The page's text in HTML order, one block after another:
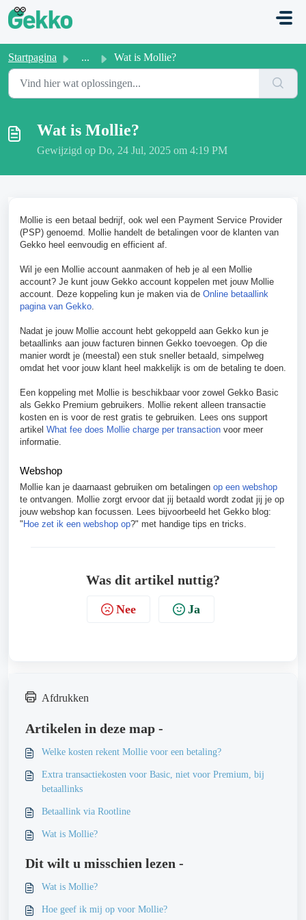
Doorgaan naar hoofdinhoud
Startpagina ... Wat is Mollie?
Wat is Mollie?
Gewijzigd op Do, 24 Jul, 2025 om 4:19 PM
Mollie is een betaal bedrijf, ook wel een Payment Service Provider
(PSP) genoemd. Mollie handelt de betalingen voor de klanten van
Gekko heel eenvoudig en efficient af.
Wil je een Mollie account aanmaken of heb je al een Mollie
account? Je kunt jouw Gekko account koppelen met jouw Mollie
account. Deze koppeling kun je maken via de Online betaallink
pagina van Gekko.
Nadat je jouw Mollie account hebt gekoppeld aan Gekko kun je
betaallinks aan jouw facturen binnen Gekko toevoegen. Op die
manier wordt je (meestal) een stuk sneller betaald, simpelweg
omdat het voor jouw klant heel makkelijk is om de betaling te doen.
Een koppeling met Mollie is beschikbaar voor zowel Gekko Basic
als Gekko Premium gebruikers. Mollie rekent alleen transactie
kosten en is voor de rest gratis te gebruiken. Lees ons support
artikel What fee does Mollie charge per transaction voor meer
informatie.
Webshop
Mollie kan je daarnaast gebruiken om betalingen op een webshop
te ontvangen. Mollie zorgt ervoor dat jij betaald wordt zodat jij je op
jouw webshop kan focussen. Lees bijvoorbeeld het Gekko blog:
" Hoe zet ik een webshop op?" met handige tips en tricks.
Was dit artikel nuttig?
Nee Ja
Afdrukken
Artikelen in deze map -
Welke kosten rekent Mollie voor een betaling?
Extra transactiekosten voor Basic, niet voor Premium, bij
betaallinks
Betaallink via Rootline
Wat is Mollie?
Dit wilt u misschien lezen -
Wat is Mollie?
Hoe geef ik mij op voor Mollie?